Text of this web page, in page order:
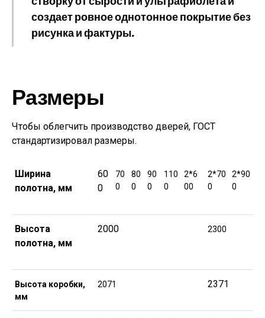
создает ровное однотонное покрытие без
рисунка и фактуры.
Размеры
Чтобы облегчить производство дверей, ГОСТ
стандартизировал размеры.
Ширина
полотна, мм
60
0
70
0
80
0
90
0
110
0
2*6
00
2*70
0
2*90
0
Высота
полотна, мм
2000 2300
Высота коробки,
мм
2071 2371